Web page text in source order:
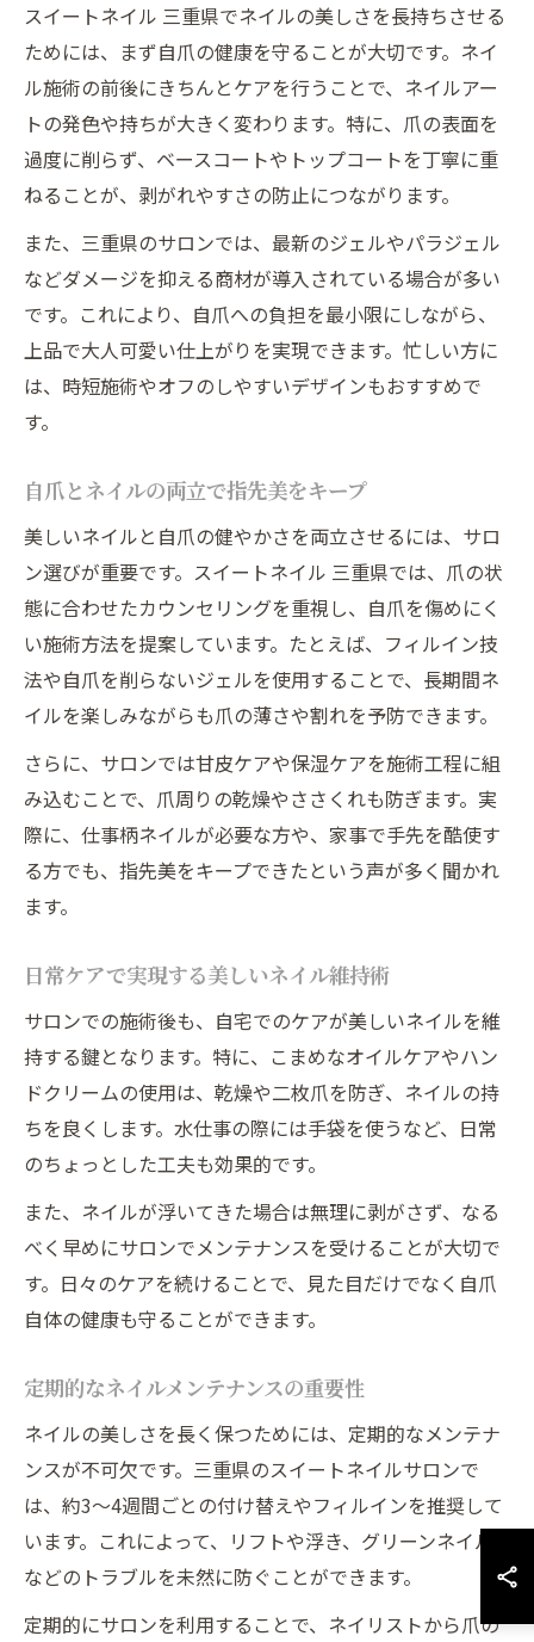
スイートネイル 三重県でネイルの美しさを長持ちさせる
ためには、まず自爪の健康を守ることが大切です。ネイ
ル施術の前後にきちんとケアを行うことで、ネイルアー
トの発色や持ちが大きく変わります。特に、爪の表面を
過度に削らず、ベースコートやトップコートを丁寧に重
ねることが、剥がれやすさの防止につながります。
また、三重県のサロンでは、最新のジェルやパラジェル
などダメージを抑える商材が導入されている場合が多い
です。これにより、自爪への負担を最小限にしながら、
上品で大人可愛い仕上がりを実現できます。忙しい方に
は、時短施術やオフのしやすいデザインもおすすめで
す。
自爪とネイルの両立で指先美をキープ
美しいネイルと自爪の健やかさを両立させるには、サロ
ン選びが重要です。スイートネイル 三重県では、爪の状
態に合わせたカウンセリングを重視し、自爪を傷めにく
い施術方法を提案しています。たとえば、フィルイン技
法や自爪を削らないジェルを使用することで、長期間ネ
イルを楽しみながらも爪の薄さや割れを予防できます。
さらに、サロンでは甘皮ケアや保湿ケアを施術工程に組
み込むことで、爪周りの乾燥やささくれも防ぎます。実
際に、仕事柄ネイルが必要な方や、家事で手先を酷使す
る方でも、指先美をキープできたという声が多く聞かれ
ます。
日常ケアで実現する美しいネイル維持術
サロンでの施術後も、自宅でのケアが美しいネイルを維
持する鍵となります。特に、こまめなオイルケアやハン
ドクリームの使用は、乾燥や二枚爪を防ぎ、ネイルの持
ちを良くします。水仕事の際には手袋を使うなど、日常
のちょっとした工夫も効果的です。
また、ネイルが浮いてきた場合は無理に剥がさず、なる
べく早めにサロンでメンテナンスを受けることが大切で
す。日々のケアを続けることで、見た目だけでなく自爪
自体の健康も守ることができます。
定期的なネイルメンテナンスの重要性
ネイルの美しさを長く保つためには、定期的なメンテナ
ンスが不可欠です。三重県のスイートネイルサロンで
は、約3〜4週間ごとの付け替えやフィルインを推奨して
います。これによって、リフトや浮き、グリーンネイル
などのトラブルを未然に防ぐことができます。
定期的にサロンを利用することで、ネイリストから爪の